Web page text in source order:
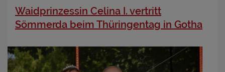
Waidprinzessin Celina I. vertritt
Sömmerda beim Thüringentag in Gotha